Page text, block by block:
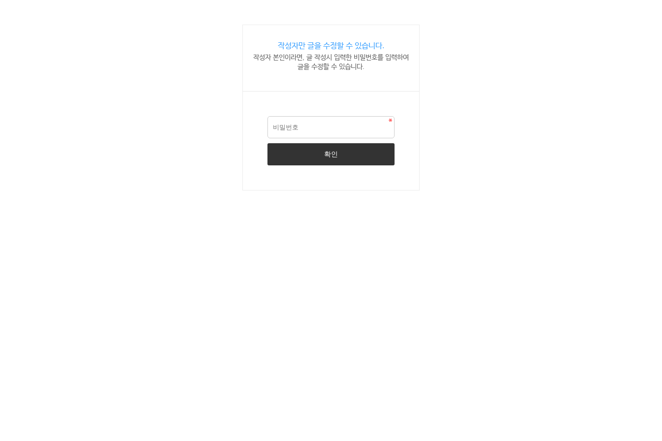
작성자만 글을 수정할 수 있습니다.
작성자 본인이라면, 글 작성시 입력한 비밀번호를 입력하여
글을 수정할 수 있습니다.